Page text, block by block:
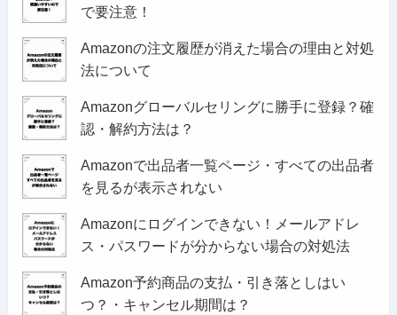
で要注意！
Amazonの注文履歴が消えた場合の理由と対処
法について
Amazonグローバルセリングに勝手に登録？確
認・解約方法は？
Amazonで出品者一覧ページ・すべての出品者
を見るが表示されない
Amazonにログインできない！メールアドレ
ス・パスワードが分からない場合の対処法
Amazon予約商品の支払・引き落としはい
つ？・キャンセル期間は？